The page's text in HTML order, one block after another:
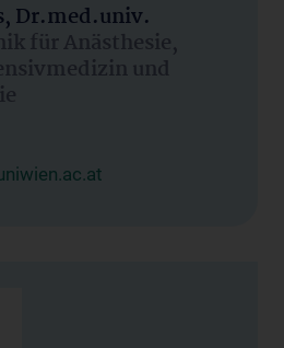
Dr.med.univ.
für Anästhesie,
und